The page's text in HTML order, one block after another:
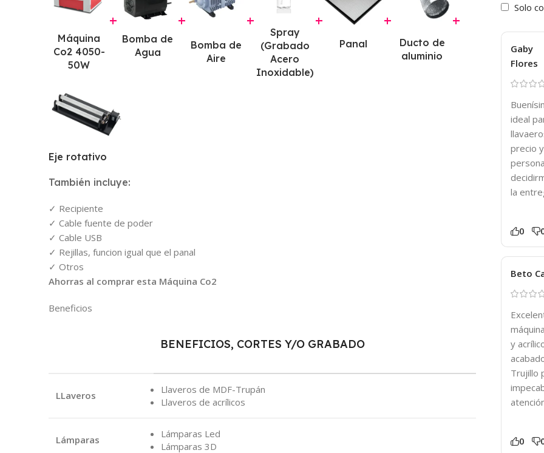
Máquina
Co2 4050-
50W
+
Bomba de
Agua
+
Bomba de
Aire
+
Spray
(Grabado
Acero
Inoxidable)
+
Panal
+
Ducto de
aluminio
+
Eje rotativo
También incluye:
Recipiente
Cable fuente de poder
Cable USB
Rejillas, funcion igual que el panal
Otros
Ahorras al comprar esta Máquina Co2
Beneficios
BENEFICIOS, CORTES Y/O GRABADO
LLaveros
Llaveros de MDF-Trupán
Llaveros de acrílicos
Lámparas
Lámparas Led
Lámparas 3D
Solo
Gaby
Flores
ideal
precio
la
0
Beto
y
Trujillo
0